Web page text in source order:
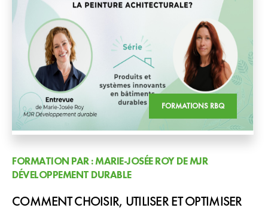
FORMATIONS RBQ
FORMATION PAR : MARIE-JOSÉE ROY DE MJR
DÉVELOPPEMENT DURABLE
COMMENT CHOISIR, UTILISER ET OPTIMISER